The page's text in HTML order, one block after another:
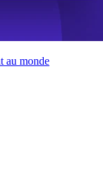
au monde